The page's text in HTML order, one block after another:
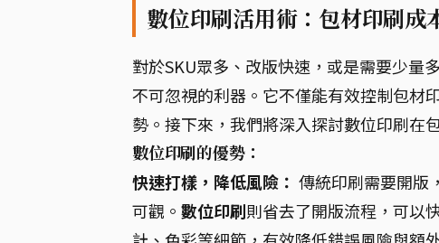
數位印刷活用術：包材印刷成
對於SKU眾多、改版快速，或是需要少量
不可忽視的利器。它不僅能有效控制包材
勢。接下來，我們將深入探討數位印刷在
數位印刷的優勢：
快速打樣，降低風險： 傳統印刷需要開版
可觀。 數位印刷則省去了開版流程，可以